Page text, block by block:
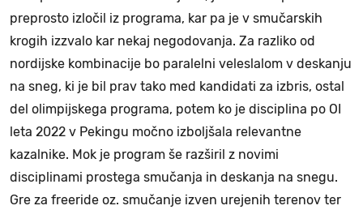
preprosto izločil iz programa, kar pa je v smučarskih
krogih izzvalo kar nekaj negodovanja. Za razliko od
nordijske kombinacije bo paralelni veleslalom v deskanju
na sneg, ki je bil prav tako med kandidati za izbris, ostal
del olimpijskega programa, potem ko je disciplina po OI
leta 2022 v Pekingu močno izboljšala relevantne
kazalnike. Mok je program še razširil z novimi
disciplinami prostega smučanja in deskanja na snegu.
Gre za freeride oz. smučanje izven urejenih terenov ter